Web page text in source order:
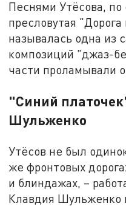
Песнями Утёсова,
пресловутая
называлась одна из
композиций "джаз-
части проламывали
"Синий
Шульженко
Утёсов не был
же фронтовых
и блиндажах, –
Клавдия Шульженко